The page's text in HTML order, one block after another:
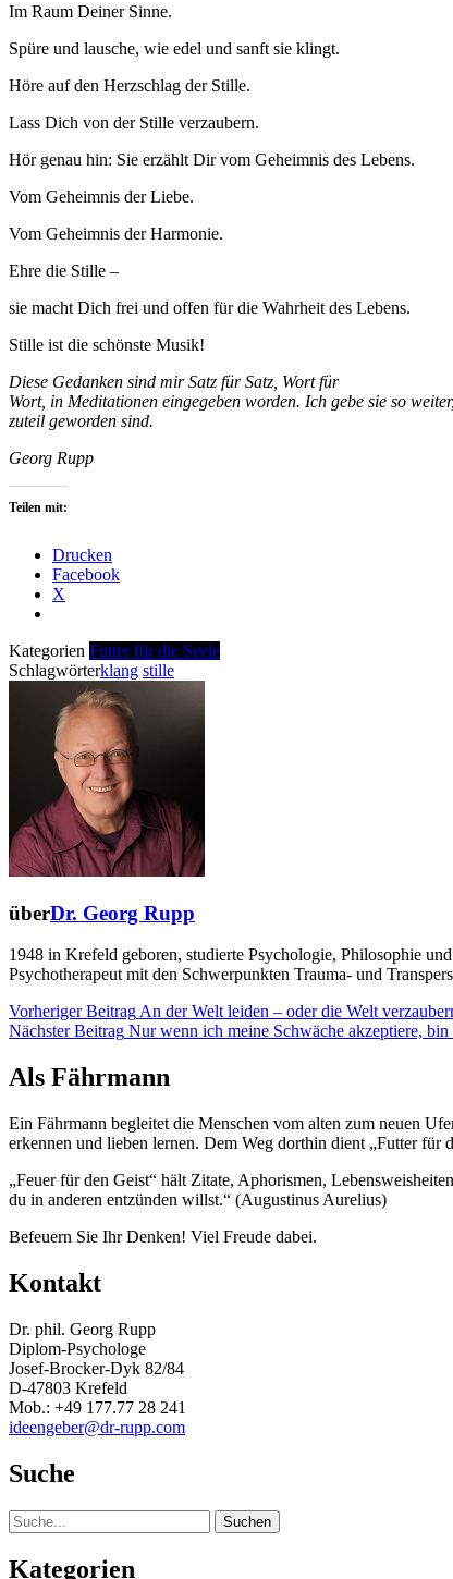
Im Raum Deiner Sinne.
Spüre und lausche, wie edel und sanft sie klingt.
Höre auf den Herzschlag der Stille.
Lass Dich von der Stille verzaubern.
Hör genau hin: Sie erzählt Dir vom Geheimnis des Lebens.
Vom Geheimnis der Liebe.
Vom Geheimnis der Harmonie.
Ehre die Stille –
sie macht Dich frei und offen für die Wahrheit des Lebens.
Stille ist die schönste Musik!
Diese Gedanken sind mir Satz für Satz, Wort für
Wort, in Meditationen eingegeben worden. Ich gebe sie so
zuteil geworden sind.
Georg Rupp
Teilen mit:
Drucken
Facebook
X
Kategorien Futter für die Seele
Schlagwörterklang stille
überDr. Georg Rupp
1948 in Krefeld geboren, studierte Psychologie, Philosophie
Psychotherapeut mit den Schwerpunkten Trauma- und
Beitragsnavigation
Vorheriger Beitrag An der Welt leiden – oder die Welt
Nächster Beitrag Nur wenn ich meine Schwäche akzeptiere,
Als Fährmann
Ein Fährmann begleitet die Menschen vom alten zum neuen
erkennen und lieben lernen. Dem Weg dorthin dient „Futter für
„Feuer für den Geist“ hält Zitate, Aphorismen,
du in anderen entzünden willst.“ (Augustinus Aurelius)
Befeuern Sie Ihr Denken! Viel Freude dabei.
Kontakt
Dr. phil. Georg Rupp
Diplom-Psychologe
Josef-Brocker-Dyk 82/84
D-47803 Krefeld
Mob.: +49 177.77 28 241
ideengeber@dr-rupp.com
Suche
Suche
Kategorien